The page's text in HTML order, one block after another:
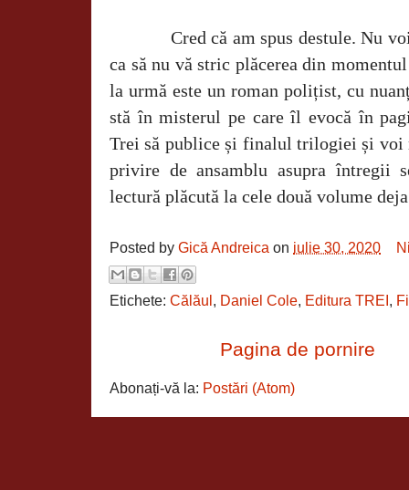
Cred că am spus destule. Nu
ca să nu vă stric plăcerea din
la urmă este un roman polițist, cu
stă în misterul pe care îl evocă în
Trei să publice și finalul trilogiei și voi
privire de ansamblu asupra întregii
lectură plăcută la cele două volume
Posted by Gică Andreica on iulie 30, 2020
Etichete: Călăul , Daniel Cole, Editura TREI ,
Pagina de pornire
Abonați-vă la: Postări (Atom)